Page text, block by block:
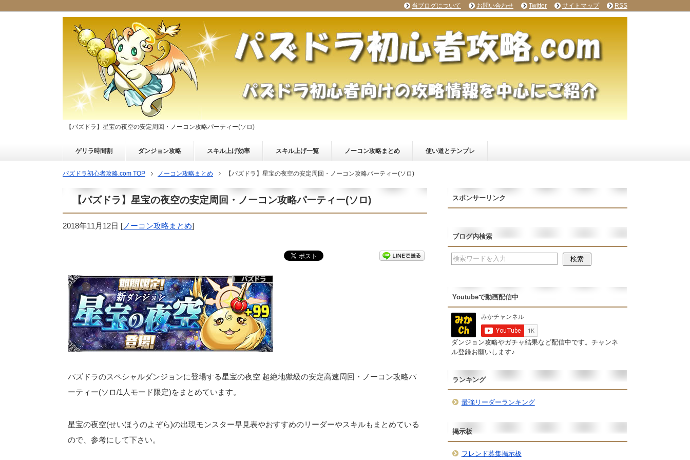
【パズドラ】星宝の夜空の安定周回・ノーコン攻略パーティー(ソロ)
ゲリラ時間割 ダンジョン攻略 スキル上げ効率 スキル上げ一覧 ノーコン攻略まとめ 使い道とテンプレ
パズドラ初心者攻略.com TOP ノーコン攻略まとめ 【パズドラ】星宝の夜空の安定周回・ノーコン攻略パーティー(ソロ)
【パズドラ】星宝の夜空の安定周回・ノーコン攻略パーティー(ソロ)
2018年11月12日 [ノーコン攻略まとめ]
パズドラのスペシャルダンジョンに登場する星宝の夜空 超絶地獄級の安定高速周回・ノーコン攻略パ
ーティー(ソロ/1人モード限定)をまとめています。
星宝の夜空(せいほうのよぞら)の出現モンスター早見表やおすすめのリーダーやスキルもまとめている
ので、参考にして下さい。
スポンサーリンク
ブログ内検索
Youtubeで動画配信中
ダンジョン攻略やガチャ結果など配信中です。チャンネ
ル登録お願いします♪
ランキング
最強リーダーランキング
掲示板
フレンド募集掲示板
当ブログについて お問い合わせ Twitter サイトマップ RSS